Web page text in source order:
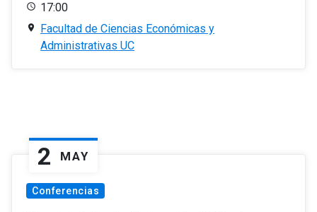
17:00
Facultad de Ciencias Económicas y
Administrativas UC
2 MAY
Conferencias